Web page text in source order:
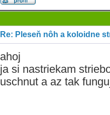
Re: Pleseň nôh a koloidne
ahoj
ja si nastriekam
uschnut a az tak